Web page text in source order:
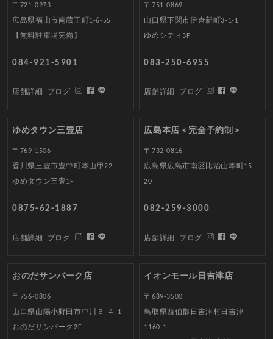
〒721-0973
広島県福山市南蔵王町1-6-55
【無料駐車場完備】
084-921-5901
店舗詳細 ブログ
〒751-0869
山口県下関市伊倉新町3-1-1
ゆめシティ3F
083-250-6955
店舗詳細 ブログ
ゆめタウン三豊店
〒769-1506
香川県三豊市豊中町本山甲22
ゆめタウン三豊1F
0875-62-1887
店舗詳細 ブログ
広島本店＜完全予約制＞
〒732-0816
広島県広島市南区比治山本町15-
20
082-259-3000
店舗詳細 ブログ
おのだサンパーク店
〒756-0806
山口県山陽小野田市中川６-４-1
おのだサンパーク2F
イオンモール日吉津店
〒689-3500
鳥取県西伯郡日吉津村日吉津
1160-1